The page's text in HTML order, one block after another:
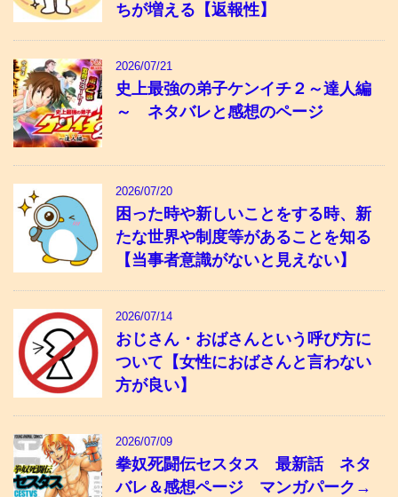
ちが増える【返報性】
2026/07/21
史上最強の弟子ケンイチ２～達人編
～ ネタバレと感想のページ
2026/07/20
困った時や新しいことをする時、新
たな世界や制度等があることを知る
【当事者意識がないと見えない】
2026/07/14
おじさん・おばさんという呼び方に
ついて【女性におばさんと言わない
方が良い】
2026/07/09
拳奴死闘伝セスタス 最新話 ネタ
バレ＆感想ページ マンガパーク→